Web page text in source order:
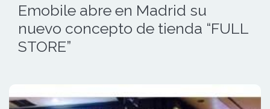
Emobile abre en Madrid su
nuevo concepto de tienda “FULL
STORE”